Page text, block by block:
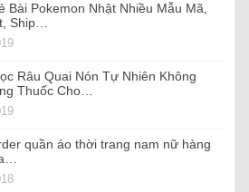
Bài Pokemon Nhật Nhiều Mẫu Mã,
Ship…
Râu Quai Nón Tự Nhiên Không
Thuốc Cho…
quần áo thời trang nam nữ hàng